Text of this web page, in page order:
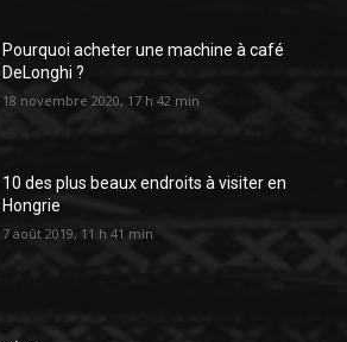
Pourquoi acheter une machine à café
DeLonghi ?
18 novembre 2020, 17 h 42 min
10 des plus beaux endroits à visiter en
Hongrie
7 août 2019, 11 h 41 min